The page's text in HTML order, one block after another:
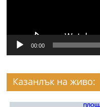
00:00
Казанлък на живо: